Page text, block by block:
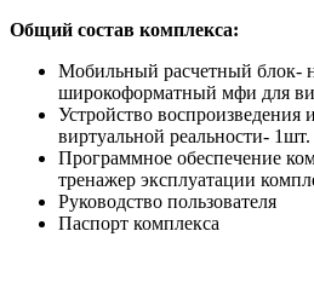
Общий состав комплекса:
Мобильный расчетный блок-
широкоформатный мфи для
Устройство воспроизведения
виртуальной реальности- 1шт.
Программное обеспечение
тренажер эксплуатации
Руководство пользователя
Паспорт комплекса